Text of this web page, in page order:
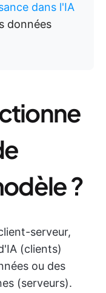
dans l'IA
données
?
serveur,
(clients)
ou des
(serveurs).